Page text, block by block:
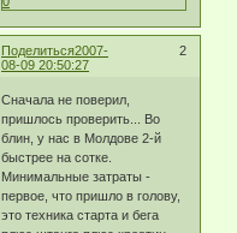
Поделиться 2
2007-
08-09 20:50:27
Сначала не поверил,
пришлось проверить... Во
блин, у нас в Молдове 2-й
быстрее на сотке.
Минимальные затраты -
первое, что пришло в голову,
это техника старта и бега